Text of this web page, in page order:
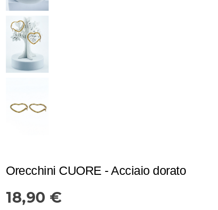
Orecchini CUORE - Acciaio dorato
18,90 €